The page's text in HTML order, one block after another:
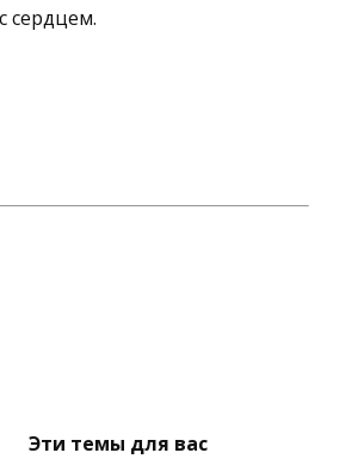
сердцем.
Эти темы для вас